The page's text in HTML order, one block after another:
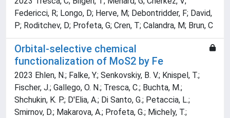
Federicci, R; Longo, D; Herve, M; Debontridder, F; David,
P; Roditchev, D; Profeta, G; Cren, T; Calandra, M; Brun, C
Orbital-selective chemical
functionalization of MoS2 by Fe
2023 Ehlen, N.; Falke, Y.; Senkovskiy, B. V.; Knispel, T.;
Fischer, J.; Gallego, O. N.; Tresca, C.; Buchta, M.;
Shchukin, K. P.; D'Elia, A.; Di Santo, G.; Petaccia, L.;
Smirnov, D.; Makarova, A.; Profeta, G.; Michely, T.;